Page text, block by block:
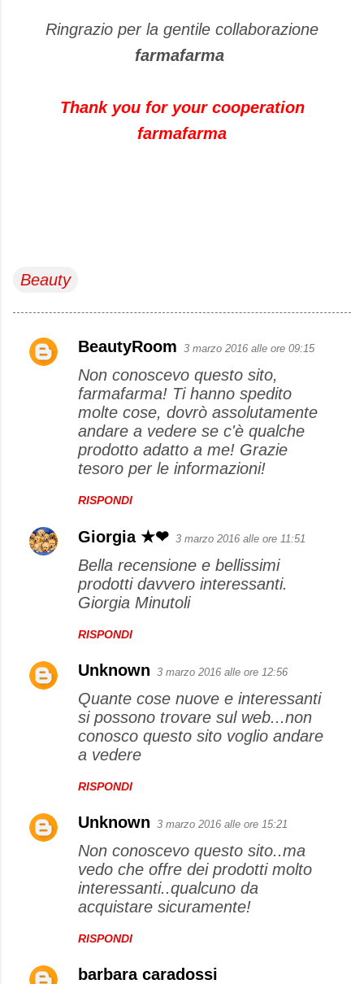
Ringrazio per la gentile collaborazione
farmafarma
Thank you for your cooperation
farmafarma
Beauty
C
BeautyRoom 3 marzo 2016 alle ore 09:15
Non conoscevo questo sito,
farmafarma! Ti hanno spedito
molte cose, dovrò assolutamente
andare a vedere se c'è qualche
prodotto adatto a me! Grazie
tesoro per le informazioni!
RISPONDI
Giorgia ★❤ 3 marzo 2016 alle ore 11:51
Bella recensione e bellissimi
prodotti davvero interessanti.
Giorgia Minutoli
RISPONDI
Unknown 3 marzo 2016 alle ore 12:56
Quante cose nuove e interessanti
si possono trovare sul web...non
conosco questo sito voglio andare
a vedere
RISPONDI
Unknown 3 marzo 2016 alle ore 15:21
Non conoscevo questo sito..ma
vedo che offre dei prodotti molto
interessanti..qualcuno da
acquistare sicuramente!
RISPONDI
barbara caradossi